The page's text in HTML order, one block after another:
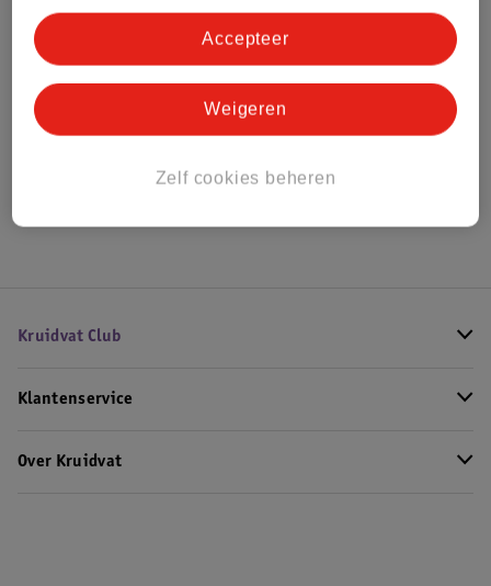
Bestel & Bezorginformatie
Bekijk ook
Kruidvat Club
Klantenservice
Over Kruidvat
Zelf cookies beheren
Weigeren
Accepteer